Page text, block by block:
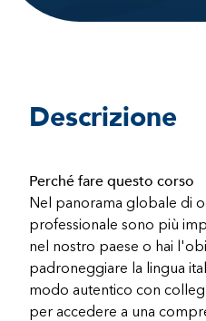
Descrizione
Perché fare questo corso
Nel panorama globale di
professionale sono più
nel nostro paese o hai
padroneggiare la lingua
modo autentico con
per accedere a una